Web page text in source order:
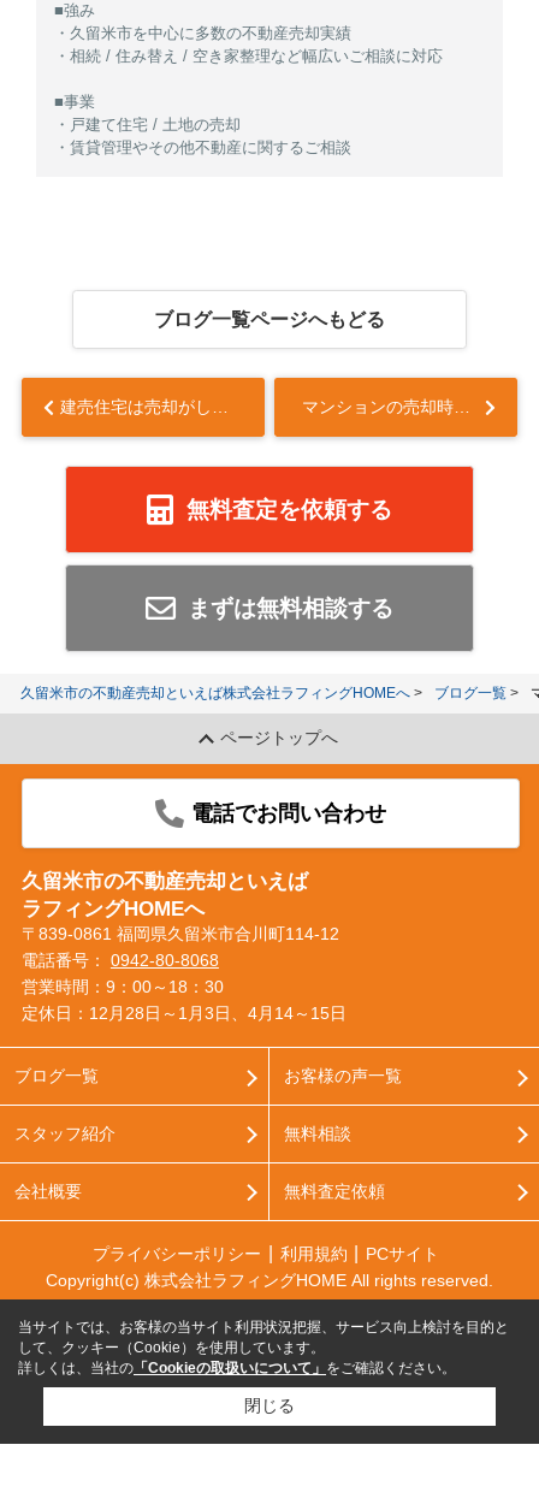
■強み
・久留米市を中心に多数の不動産売却実績
・相続 / 住み替え / 空き家整理など幅広いご相談に対応
■事業
・戸建て住宅 / 土地の売却
・賃貸管理やその他不動産に関するご相談
ブログ一覧ページへもどる
建売住宅は売却がしやすい？注文住宅との違いや手順も解説... マンションの売却時は管理組合への連絡は必要？提出書類も解説...
無料査定を依頼する
まずは無料相談する
久留米市の不動産売却といえば株式会社ラフィングHOMEへ ブログ一覧
ページトップへ
電話でお問い合わせ
久留米市の不動産売却といえば
ラフィングHOMEへ
〒839-0861 福岡県久留米市合川町114-12
電話番号： 0942-80-8068
営業時間：9：00～18：30
定休日：12月28日～1月3日、4月14～15日
ブログ一覧
スタッフ紹介
会社概要
お客様の声一覧
無料相談
無料査定依頼
プライバシーポリシー 利用規約
PCサイト
Copyright(c) 株式会社ラフィングHOME All rights reserved.
当サイトでは、お客様の当サイト利用状況把握、サービス向上検討を目的と
して、クッキー（Cookie）を使用しています。
詳しくは、当社の 「Cookieの取扱いについて」 をご確認ください。
閉じる